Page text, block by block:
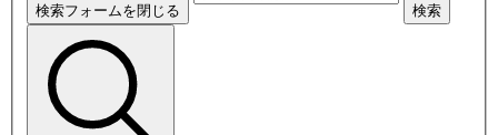
検索フォームを閉じる 検索